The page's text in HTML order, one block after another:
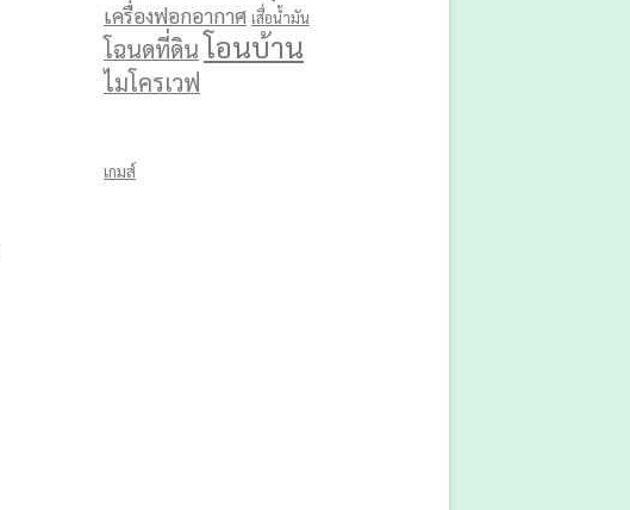
เครื่องฟอกอากาศ เสื่อน้ำมัน
โฉนดที่ดินโอนบ้าน
ไมโครเวฟ
เกมส์